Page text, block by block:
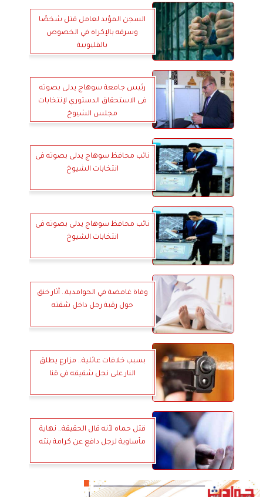
السجن المؤبد لعامل قتل شخصًا
وسرقه بالإكراه في الخصوص
بالقليوبية
رئيس جامعة سوهاج يدلى بصوته
فى الاستحقاق الدستوري لإنتخابات
مجلس الشيوخ
نائب محافظ سوهاج يدلى بصوته فى
انتخابات الشيوخ
نائب محافظ سوهاج يدلى بصوته فى
انتخابات الشيوخ
وفاة غامضة في الحوامدية.. آثار خنق
حول رقبة رجل داخل شقته
بسبب خلافات عائلية.. مزارع يطلق
النار على نجل شقيقه في قنا
قتل حماه لأنه قال الحقيقة.. نهاية
مأساوية لرجل دافع عن كرامة بنته